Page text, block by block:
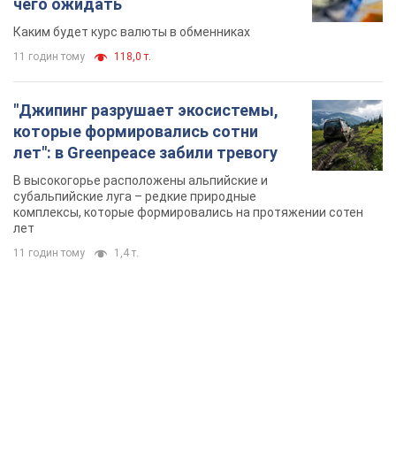
чего ожидать
Каким будет курс валюты в обменниках
11 годин тому 118,0 т.
"Джипинг разрушает экосистемы,
которые формировались сотни
лет": в Greenpeace забили тревогу
В высокогорье расположены альпийские и
субальпийские луга – редкие природные
комплексы, которые формировались на протяжении сотен
лет
11 годин тому 1,4 т.